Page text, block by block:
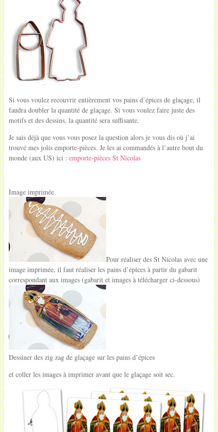
Si vous voulez recouvrir entièrement vos pains d’épices de glaçage, il
faudra doubler la quantité de glaçage. Si vous voulez faire juste des
motifs et des dessins, la quantité sera suffisante.
Je sais déjà que vous vous posez la question alors je vous dis où j’ai
trouvé mes jolis emporte-pièces. Je les ai commandés à l’autre bout du
monde (aux US) ici : emporte-pièces St Nicolas
Image imprimée
Pour réaliser des St Nicolas avec une
image imprimée, il faut réaliser les pains d’épices à partir du gabarit
correspondant aux images (gabarit et images à télécharger ci-dessous)
Dessiner des zig zag de glaçage sur les pains d’épices
et coller les images à imprimer avant que le glaçage soit sec.